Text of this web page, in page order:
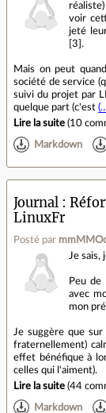
voir
jeté
[3].
Mais on peut
société de service
suivi du projet par
quelque part (c'est
Lire la suite (10
Markdown
Journal
LinuxFr
Posté par
Je sais,
Peu de
avec
mon
Je suggère que
fraternellement)
effet bénéfique à
celles qui l'aiment).
Lire la suite (44
Markdown